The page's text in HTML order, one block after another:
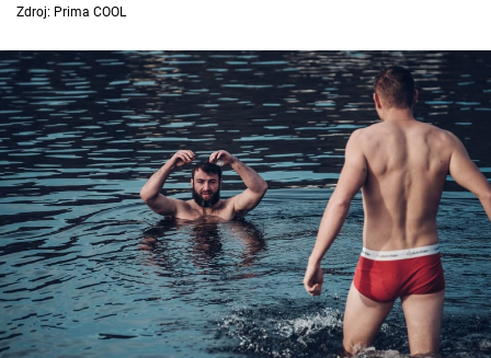
Cool Esport
Pořady
TV Program
Sledujte prima+
Přihlášení
Sledujte nás
Zdroj: Prima COOL